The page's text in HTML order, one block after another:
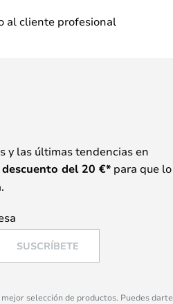
al cliente profesional
y las últimas tendencias en
del 20 €*para que lo
SUSCRÍBETE
selección de productos. Puedes darte